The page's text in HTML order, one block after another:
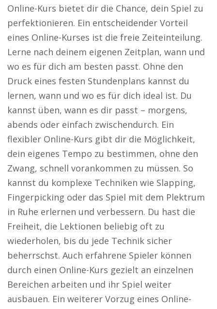
Online-Kurs bietet dir die Chance, dein Spiel zu
perfektionieren. Ein entscheidender Vorteil
eines Online-Kurses ist die freie Zeiteinteilung.
Lerne nach deinem eigenen Zeitplan, wann und
wo es für dich am besten passt. Ohne den
Druck eines festen Stundenplans kannst du
lernen, wann und wo es für dich ideal ist. Du
kannst üben, wann es dir passt – morgens,
abends oder einfach zwischendurch. Ein
flexibler Online-Kurs gibt dir die Möglichkeit,
dein eigenes Tempo zu bestimmen, ohne den
Zwang, schnell vorankommen zu müssen. So
kannst du komplexe Techniken wie Slapping,
Fingerpicking oder das Spiel mit dem Plektrum
in Ruhe erlernen und verbessern. Du hast die
Freiheit, die Lektionen beliebig oft zu
wiederholen, bis du jede Technik sicher
beherrschst. Auch erfahrene Spieler können
durch einen Online-Kurs gezielt an einzelnen
Bereichen arbeiten und ihr Spiel weiter
ausbauen. Ein weiterer Vorzug eines Online-